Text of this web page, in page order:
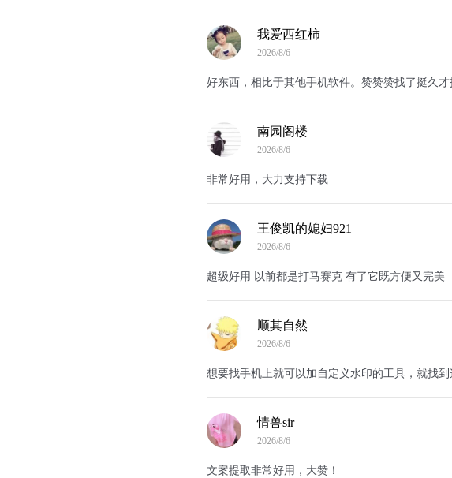
我爱西红柿
2026/8/6
好东西，相比于其他手机软件。赞赞赞找了挺久
南园阁楼
2026/8/6
非常好用，大力支持下载
王俊凯的媳妇921
2026/8/6
超级好用 以前都是打马赛克 有了它既方便又完美
顺其自然
2026/8/6
想要找手机上就可以加自定义水印的工具，就找
情兽sir
2026/8/6
文案提取非常好用，大赞！